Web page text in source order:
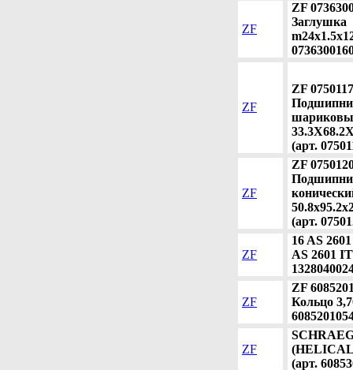
ZF
ZF
Заглушка
ZF
ZF
(арт.
ZF
ZF
(арт.
ZF
16 AS
AS 2601
ZF
ZF
Кольцо
ZF
(арт.